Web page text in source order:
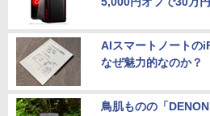
AIスマートノートの
なぜ魅力的なのか？
鳥肌ものの「